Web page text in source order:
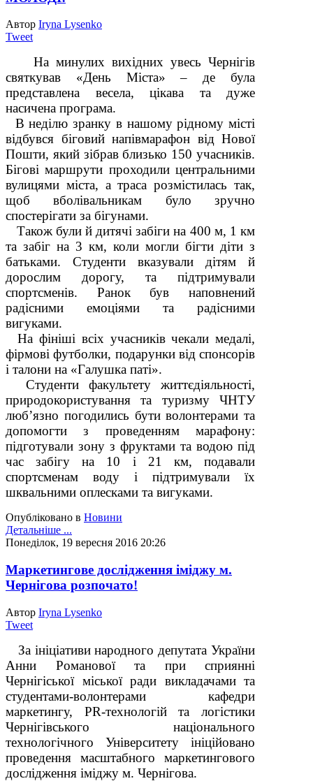
Автор Iryna Lysenko
Tweet
На минулих вихідних увесь Чернігів
святкував «День Міста» – де була
представлена весела, цікава та дуже
насичена програма.
В неділю зранку в нашому рідному місті
відбувся біговий напівмарафон від Нової
Пошти, який зібрав близько 150 учасників.
Бігові маршрути проходили центральними
вулицями міста, а траса розмістилась так,
щоб вболівальникам було зручно
спостерігати за бігунами.
Також були й дитячі забіги на 400 м, 1 км
та забіг на 3 км, коли могли бігти діти з
батьками. Студенти вказували дітям й
дорослим дорогу, та підтримували
спортсменів. Ранок був наповнений
радісними емоціями та радісними
вигуками.
На фініші всіх учасників чекали медалі,
фірмові футболки, подарунки від спонсорів
і талони на «Галушка паті».
Студенти факультету життєдіяльності,
природокористування та туризму ЧНТУ
люб’язно погодились бути волонтерами та
допомогти з проведенням марафону:
підготували зону з фруктами та водою під
час забігу на 10 і 21 км, подавали
спортсменам воду і підтримували їх
шквальними оплесками та вигуками.
Опубліковано в Новини
Детальніше ...
Понеділок, 19 вересня 2016 20:26
Маркетингове дослідження іміджу м.
Чернігова розпочато!
Автор Iryna Lysenko
Tweet
За ініціативи народного депутата України
Анни Романової та при сприянні
Чернігіської міської ради викладачами та
студентами-волонтерами кафедри
маркетингу, PR-технологій та логістики
Чернігівського національного
технологічного Університету ініційовано
проведення масштабного маркетингового
дослідження іміджу м. Чернігова.